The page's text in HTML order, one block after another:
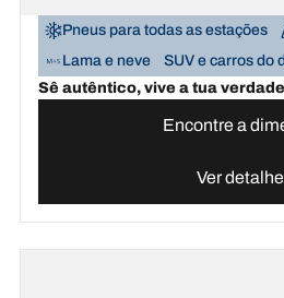
Pneus para todas as estações
Lama e neve
SUV e carros do
Sê autêntico, vive a tua
Encontre a
Ver